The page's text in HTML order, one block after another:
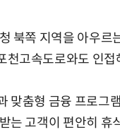
북쪽 지역을 아우르
천고속도로와도 인접
맞춤형 금융 프로그
는 고객이 편안히 휴